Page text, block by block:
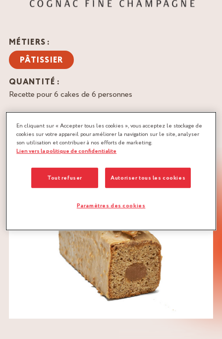
MÉTIERS :
PÂTISSIER
QUANTITÉ :
Recette pour 6 cakes de 6 personnes
TÉLÉCHARGER LA RECETTE
CARAMEL
FRUITS À COQUE
PÂTE À CAKE
PÂTE DE FRUIT
En cliquant sur « Accepter tous les cookies », vous acceptez le stockage de
cookies sur votre appareil pour améliorer la navigation sur le site, analyser
son utilisation et contribuer à nos efforts de marketing.
Lien vers la politique de confidentialite
Tout refuser Autoriser tous les cookies
Paramètres des cookies